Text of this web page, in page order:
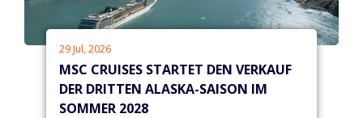
29 Jul, 2026
MSC CRUISES STARTET DEN VERKAUF
DER DRITTEN ALASKA-SAISON IM
SOMMER 2028